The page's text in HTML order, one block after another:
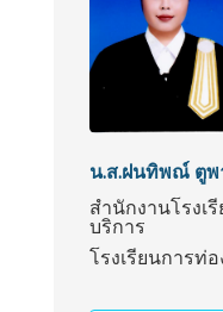
น.ส.ฝนทิพณ์ ตู
สำนักงานโรงเ
บริการ
โรงเรียนการท่